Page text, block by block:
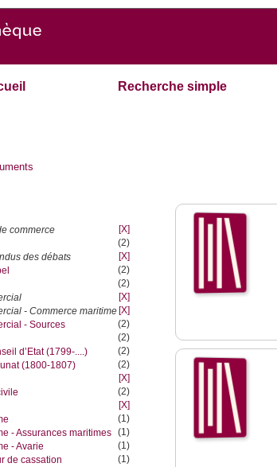
Recherche simple
commerce
[X]
(2)
des débats
[X]
(2)
(2)
[X]
- Commerce maritime [X]
- Sources
(2)
(2)
d’Etat (1799-....)
(2)
(1800-1807)
(2)
[X]
(2)
[X]
(1)
- Assurances maritimes (1)
- Avarie
(1)
de cassation
(1)